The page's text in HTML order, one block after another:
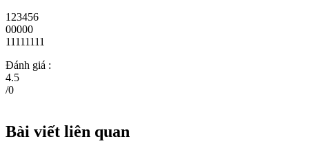
123456
00000
11111111
Đánh giá :
4.5
/0
Bài viết liên quan